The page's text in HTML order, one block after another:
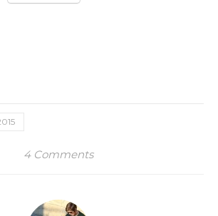
4 Comments